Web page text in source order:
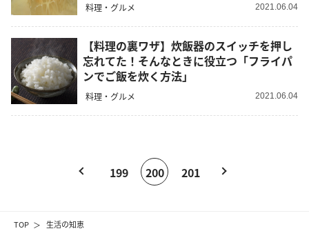
TOP 生活の知恵
料理・グルメ 2021.06.04
【料理の裏ワザ】炊飯器のスイッチを押し
忘れてた！そんなときに役立つ「フライパ
ンでご飯を炊く方法」
料理・グルメ 2021.06.04
199 200 201